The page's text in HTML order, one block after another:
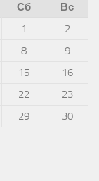
Сб
Вс
1
2
8
9
15
16
22
23
29
30